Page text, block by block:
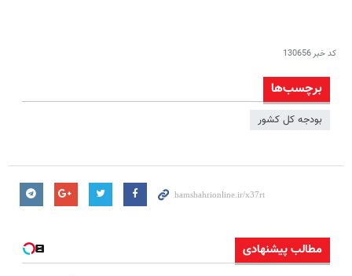
کد خبر130656
برچسب‌ها
بودجه کل کشور
مطالب پیشنهادی